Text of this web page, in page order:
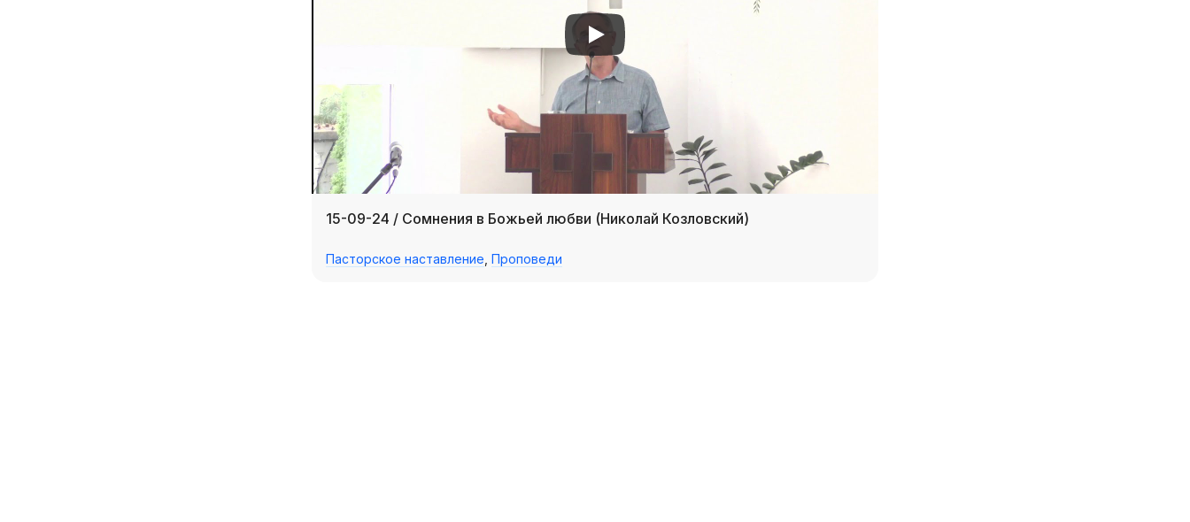
15-09-24 / Сомнения в Божьей любви (Николай Козловский)
Пасторское наставление Проповеди